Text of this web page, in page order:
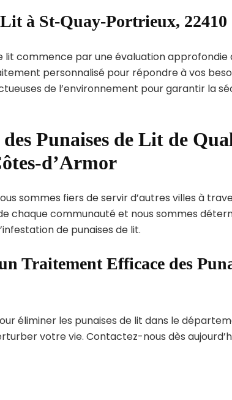
à St-Quay-Portrieux, 22410
lit commence par une évaluation approfondie
personnalisé pour répondre à vos
de l’environnement pour garantir la
Punaises de Lit de
d’Armor
sommes fiers de servir d’autres villes à
chaque communauté et nous sommes
de punaises de lit.
Traitement Efficace des
éliminer les punaises de lit dans le
votre vie. Contactez-nous dès